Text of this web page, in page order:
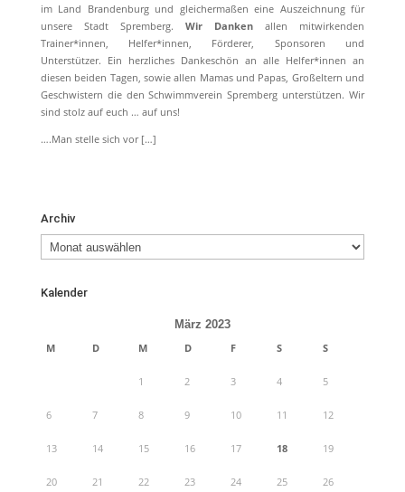
im Land Brandenburg und gleichermaßen eine Auszeichnung für
unsere Stadt Spremberg. Wir Danken allen mitwirkenden
Trainer*innen, Helfer*innen, Förderer, Sponsoren und
Unterstützer. Ein herzliches Dankeschön an alle Helfer*innen an
diesen beiden Tagen, sowie allen Mamas und Papas, Großeltern und
Geschwistern die den Schwimmverein Spremberg unterstützen. Wir
sind stolz auf euch … auf uns!
….Man stelle sich vor […]
Archiv
Archiv
Kalender
März 2023
M
D M D F S S
1 2 3 4 5
6 7 8 9 10 11 12
13 14 15 16 17 18 19
20 21 22 23 24 25 26